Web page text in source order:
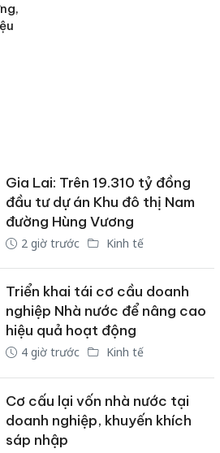
Gia Lai: Trên 19.310 tỷ đồng
đầu tư dự án Khu đô thị Nam
đường Hùng Vương
2 giờ trước Kinh tế
Triển khai tái cơ cầu doanh
nghiệp Nhà nước để nâng cao
hiệu quả hoạt động
4 giờ trước Kinh tế
Cơ cấu lại vốn nhà nước tại
doanh nghiệp, khuyến khích
sáp nhập